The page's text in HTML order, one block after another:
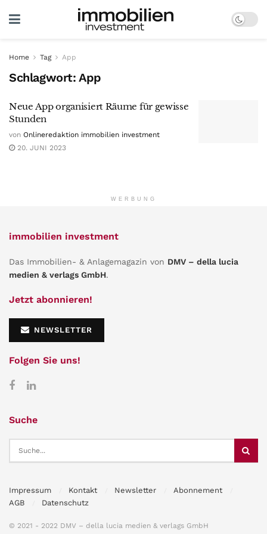
Home Tag App
Schlagwort:App
Neue App organisiert Räume für gewisse
Stunden
von Onlineredaktion immobilien investment
20. JUNI 2023
WERBUNG
immobilien investment
Das Immobilien- & Anlagemagazin von DMV – della lucia
medien & verlags GmbH.
Jetzt abonnieren!
NEWSLETTER
Folgen Sie uns!
Suche
Impressum Kontakt Newsletter
Abonnement
AGB
Datenschutz
© 2021 - 2022 DMV – della lucia medien & verlags GmbH